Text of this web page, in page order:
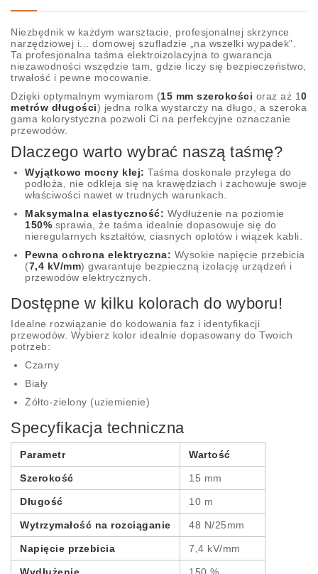
Niezbędnik w każdym warsztacie, profesjonalnej skrzynce
narzędziowej i... domowej szufladzie „na wszelki wypadek”.
Ta profesjonalna taśma elektroizolacyjna to gwarancja
niezawodności wszędzie tam, gdzie liczy się bezpieczeństwo,
trwałość i pewne mocowanie.
Dzięki optymalnym wymiarom (15 mm szerokości oraz aż 10
metrów długości) jedna rolka wystarczy na długo, a szeroka
gama kolorystyczna pozwoli Ci na perfekcyjne oznaczanie
przewodów.
Dlaczego warto wybrać naszą taśmę?
Wyjątkowo mocny klej: Taśma doskonale przylega do
podłoża, nie odkleja się na krawędziach i zachowuje swoje
właściwości nawet w trudnych warunkach.
Maksymalna elastyczność: Wydłużenie na poziomie
150% sprawia, że taśma idealnie dopasowuje się do
nieregularnych kształtów, ciasnych oplotów i wiązek kabli.
Pewna ochrona elektryczna: Wysokie napięcie przebicia
(7,4 kV/mm) gwarantuje bezpieczną izolację urządzeń i
przewodów elektrycznych.
Dostępne w kilku kolorach do wyboru!
Idealne rozwiązanie do kodowania faz i identyfikacji
przewodów. Wybierz kolor idealnie dopasowany do Twoich
potrzeb:
Czarny
Biały
Żółto-zielony (uziemienie)
Specyfikacja techniczna
Parametr Wartość
Szerokość 15 mm
Długość 10 m
Wytrzymałość na rozciąganie 48 N/25mm
Napięcie przebicia 7,4 kV/mm